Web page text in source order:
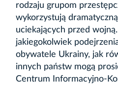
rodzaju grupom
wykorzystują
uciekających przed
jakiegokolwiek
obywatele Ukrainy, jak
innych państw mogą
Centrum Informacyjno-